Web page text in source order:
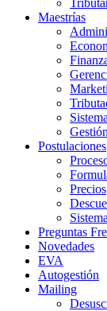
Maestrías
Postulaciones
Precios
Preguntas
Novedades
EVA
Autogestión
Mailing